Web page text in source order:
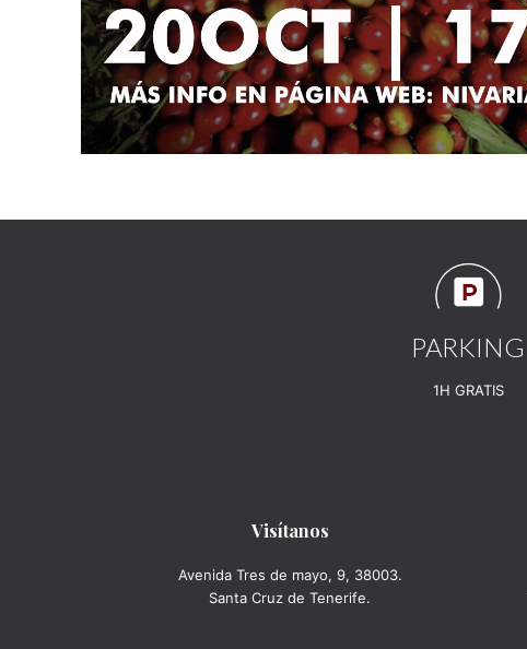
PARKING
1H GRATIS
Visítanos
Avenida Tres de mayo, 9, 38003.
Santa Cruz de Tenerife.